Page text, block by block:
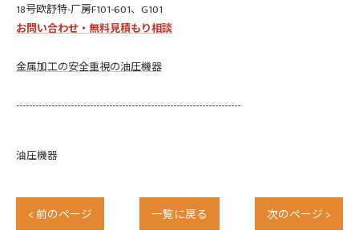
18号欧舒特-厂房F101-601、G101
お問い合わせ・無料見積もり相談
金属加工の安全重視の油圧機器
----------------------------------------------------------------------
油圧機器
< 前のページ 一覧に戻る 次のページ >